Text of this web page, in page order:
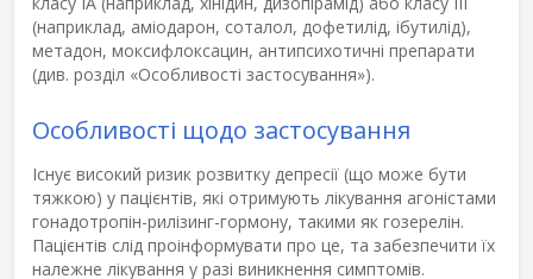
(наприклад, аміодарон, соталол, дофетилід, ібутилід),
метадон, моксифлоксацин, антипсихотичні препарати
(див. розділ «Особливості застосування»).
Особливості щодо застосування
Існує високий ризик розвитку депресії (що може бути
тяжкою) у пацієнтів, які отримують лікування агоністами
гонадотропін-рилізинг-гормону, такими як гозерелін.
Пацієнтів слід проінформувати про це, та забезпечити їх
належне лікування у разі виникнення симптомів.